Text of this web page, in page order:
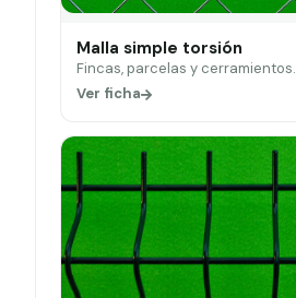
Malla simple torsión
Fincas, parcelas y cerramientos.
Ver ficha